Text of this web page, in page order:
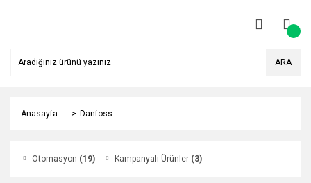
ARA
Anasayfa Danfoss
Otomasyon (19) Kampanyalı Ürünler (3)